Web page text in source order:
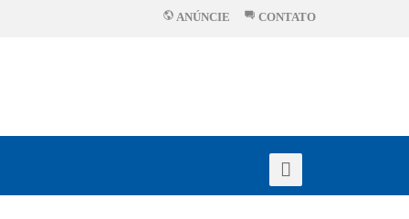
ANÚNCIE CONTATO